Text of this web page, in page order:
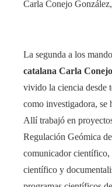
Carla Conejo
La segunda a los
catalana Carla
vivido la ciencia desde
como investigadora, se
Allí trabajó en
Regulación Geómica
comunicador científico,
científico y